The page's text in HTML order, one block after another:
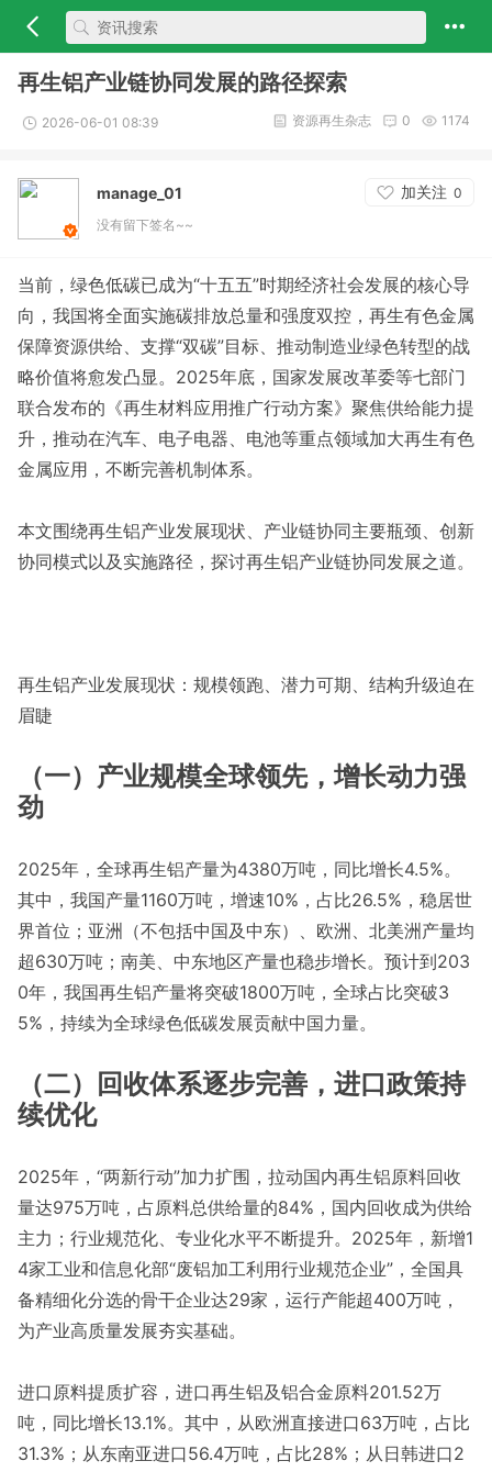
再生铝产业链协同发展的路径探索
2026-06-01 08:39 1174
0
资源再生杂志
manage_01 加关注 0
没有留下签名~~
当前，绿色低碳已成为“十五五”时期经济社会发展的核心导
向，我国将全面实施碳排放总量和强度双控，再生有色金属
保障资源供给、支撑“双碳”目标、推动制造业绿色转型的战
略价值将愈发凸显。2025年底，国家发展改革委等七部门
联合发布的《再生材料应用推广行动方案》聚焦供给能力提
升，推动在汽车、电子电器、电池等重点领域加大再生有色
金属应用，不断完善机制体系。
本文围绕再生铝产业发展现状、产业链协同主要瓶颈、创新
协同模式以及实施路径，探讨再生铝产业链协同发展之道。
再生铝产业发展现状：规模领跑、潜力可期、结构升级迫在
眉睫
（一）产业规模全球领先，增长动力强
劲
2025年，全球再生铝产量为4380万吨，同比增长4.5%。
其中，我国产量1160万吨，增速10%，占比26.5%，稳居世
界首位；亚洲（不包括中国及中东）、欧洲、北美洲产量均
超630万吨；南美、中东地区产量也稳步增长。预计到203
0年，我国再生铝产量将突破1800万吨，全球占比突破3
5%，持续为全球绿色低碳发展贡献中国力量。
（二）回收体系逐步完善，进口政策持
续优化
2025年，“两新行动”加力扩围，拉动国内再生铝原料回收
量达975万吨，占原料总供给量的84%，国内回收成为供给
主力；行业规范化、专业化水平不断提升。2025年，新增1
4家工业和信息化部“废铝加工利用行业规范企业”，全国具
备精细化分选的骨干企业达29家，运行产能超400万吨，
为产业高质量发展夯实基础。
进口原料提质扩容，进口再生铝及铝合金原料201.52万
吨，同比增长13.1%。其中，从欧洲直接进口63万吨，占比
31.3%；从东南亚进口56.4万吨，占比28%；从日韩进口2